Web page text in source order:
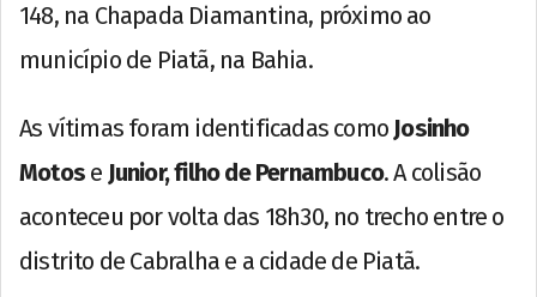
148, na Chapada Diamantina, próximo ao
município de Piatã, na Bahia.
As vítimas foram identificadas como Josinho
Motos e Junior, filho de Pernambuco. A colisão
aconteceu por volta das 18h30, no trecho entre o
distrito de Cabralha e a cidade de Piatã.